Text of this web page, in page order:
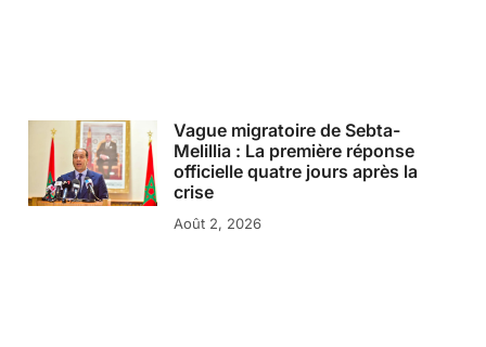
Vague migratoire de Sebta-
Melillia : La première réponse
officielle quatre jours après la
crise
Août 2, 2026